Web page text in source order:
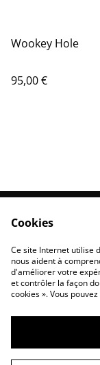
Wookey Hole
95,00 €
©2026Prise de
Cookies
Ce site Internet utilise
nous aident à
d'améliorer votre
et contrôler la façon
cookies ». Vous